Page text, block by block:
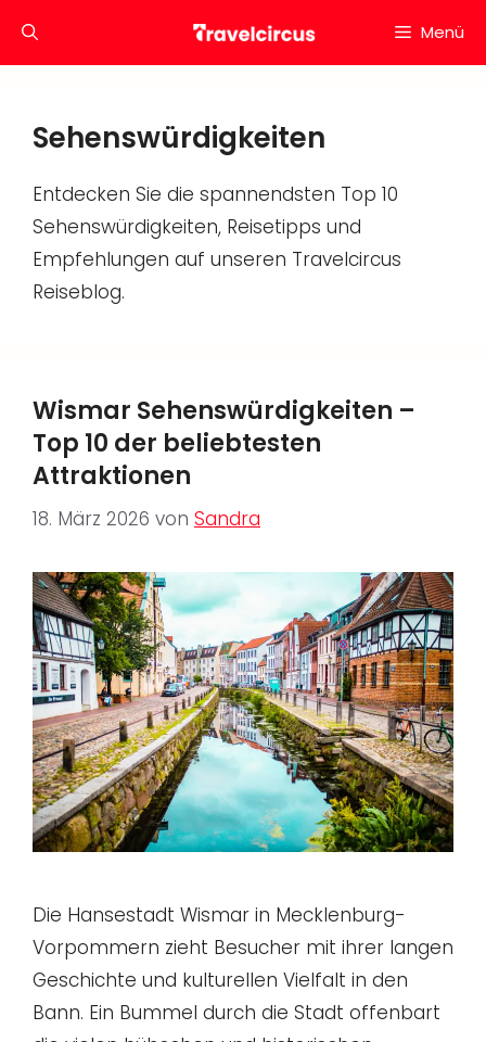
Inhalt
Menü
Sehenswürdigkeiten
Entdecken Sie die spannendsten Top 10
Sehenswürdigkeiten, Reisetipps und
Empfehlungen auf unseren Travelcircus
Reiseblog.
Wismar Sehenswürdigkeiten –
Top 10 der beliebtesten
Attraktionen
18. März 2026 von Sandra
Die Hansestadt Wismar in Mecklenburg-
Vorpommern zieht Besucher mit ihrer langen
Geschichte und kulturellen Vielfalt in den
Bann. Ein Bummel durch die Stadt offenbart